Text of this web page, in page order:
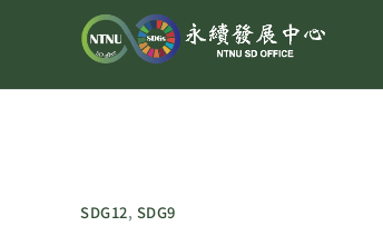
SDG12, SDG9